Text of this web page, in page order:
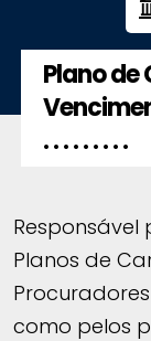
Plano de
. . . . . . . . .
Planos de
como pelos